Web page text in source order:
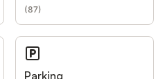
(87)
Parking